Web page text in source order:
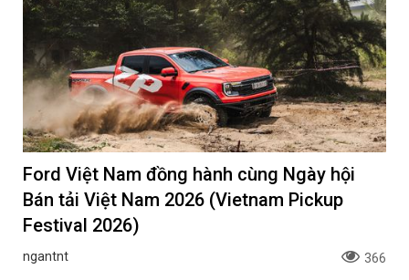
Ford Việt Nam đồng hành cùng Ngày hội
Bán tải Việt Nam 2026 (Vietnam Pickup
Festival 2026)
ngantnt 366